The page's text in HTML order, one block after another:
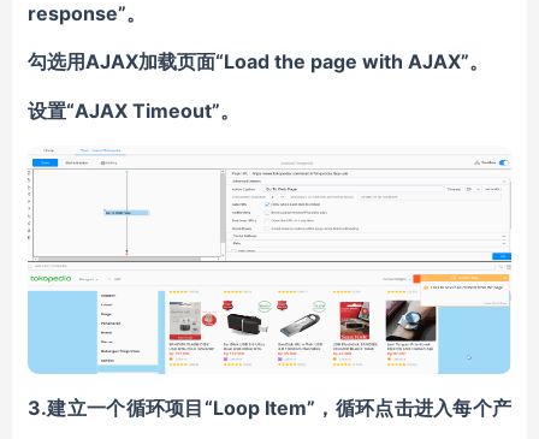
response”。
勾选用AJAX加载页面“Load the page with AJAX”。
设置“AJAX Timeout”。
3.建立一个循环项目“Loop Item”，循环点击进入每个产